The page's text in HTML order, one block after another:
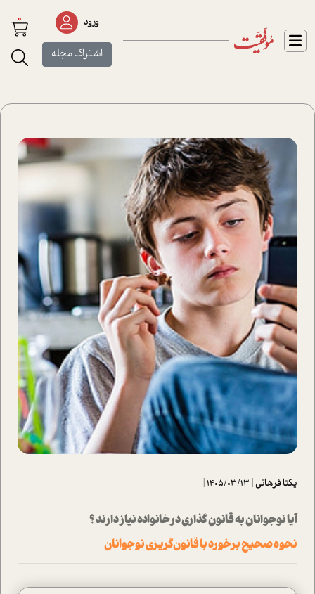
ورود
اشتراک مجله
0
یکتا فرهانی|
1405/03/13
|
آیا نوجوانان به قانون گذاری در خانواده نیاز دارند ؟
نحوه صحیح برخورد با قانون‌گريزي نوجوانان